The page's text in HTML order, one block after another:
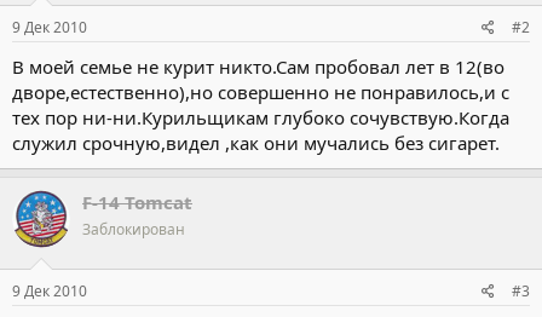
9 Дек 2010 #2
В моей семье не курит никто.Сам пробовал лет в 12(во
дворе,естественно),но совершенно не понравилось,и с
тех пор ни-ни.Курильщикам глубоко сочувствую.Когда
служил срочную,видел ,как они мучались без сигарет.
F-14 Tomcat
Заблокирован
9 Дек 2010 #3